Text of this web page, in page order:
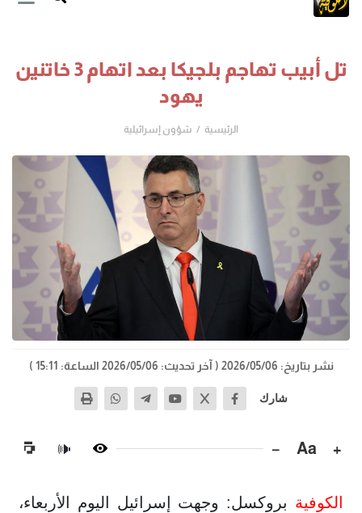
تل أبيب تهاجم بلجيكا بعد اتهام 3 خاتنين
يهود
الرئيسية شؤون إسرائيلية
نشر بتاريخ: 2026/05/06 ( آخر تحديث: 2026/05/06 الساعة: 15:11 )
شارك
+
Aa
−
🔊
الكوفية بروكسل: وجهت إسرائيل اليوم الأربعاء،